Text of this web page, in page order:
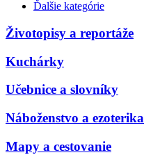
Ďalšie kategórie
Životopisy a reportáže
Kuchárky
Učebnice a slovníky
Náboženstvo a ezoterika
Mapy a cestovanie